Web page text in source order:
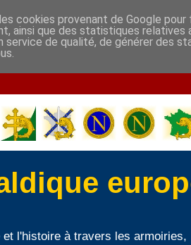
et l'histoire à travers les
cookies provenant de Google
ainsi que des statistiques
service de qualité, de générer des